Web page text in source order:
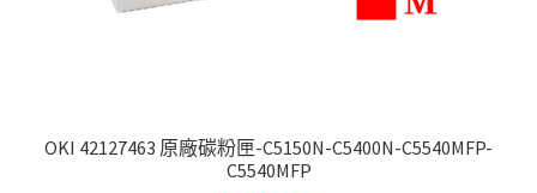
OKI 42127463 原廠碳粉匣-C5150N-C5400N-C5540MFP-
C5540MFP